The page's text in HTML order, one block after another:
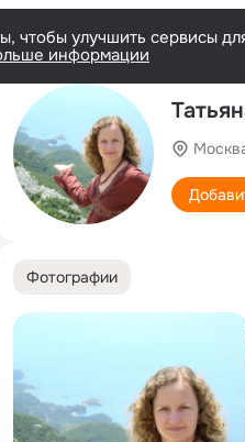
чтобы улучшить сервисы
информации
Фотографии